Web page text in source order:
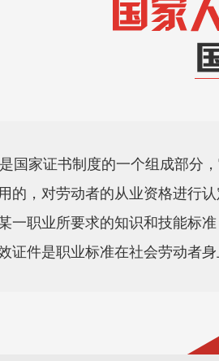
国家证书制度的一个组成部分
的，对劳动者的从业资格进行
一职业所要求的知识和技能标
证件是职业标准在社会劳动者身